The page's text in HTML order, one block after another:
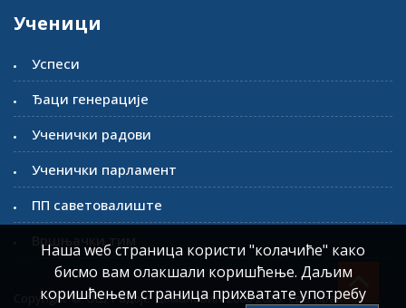
Ученици
Успеси
Ђаци генерације
Ученички радови
Ученички парламент
ПП саветовалиште
Вршњачки тим
Copyright © ОШ Радоје Домановић 2008-2026. Сва права
Наша wеб страница користи "колачиће" како
бисмо вам олакшали коришћење. Даљим
коришћењем страница прихватате употребу